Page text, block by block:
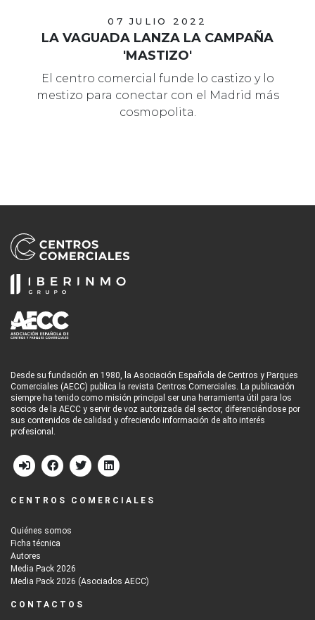
07 JULIO 2022
LA VAGUADA LANZA LA CAMPAÑA
'MASTIZO'
El centro comercial funde lo castizo y lo
mestizo para conectar con el Madrid más
cosmopolita.
Desde su fundación en 1980, la Asociación Española de Centros y Parques
Comerciales (AECC) publica la revista Centros Comerciales. La publicación
siempre ha tenido como misión principal ser una herramienta útil para los
socios de la AECC y servir de voz autorizada del sector, diferenciándose por
sus contenidos de calidad y ofreciendo información de alto interés
profesional.
CENTROS COMERCIALES
Quiénes somos
Ficha técnica
Autores
Media Pack 2026
Media Pack 2026 (Asociados AECC)
CONTACTOS